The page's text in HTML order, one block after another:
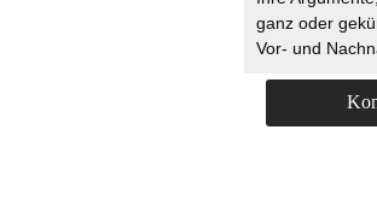
ganz oder
Vor- und